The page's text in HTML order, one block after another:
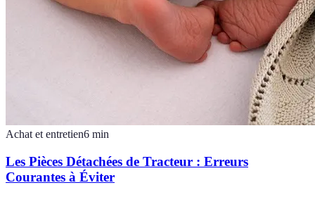
Achat et entretien6 min
Les Pièces Détachées de Tracteur : Erreurs
Courantes à Éviter